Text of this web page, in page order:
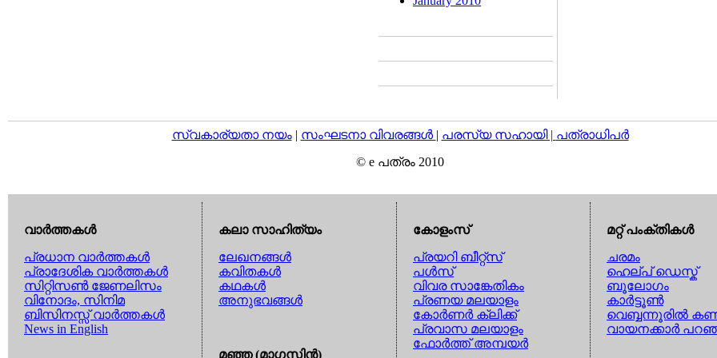
സ്വകാര്യതാ നയം| സംഘടനാ വിവരങ്ങള്‍ | പരസ്യ സഹായി | പത്രാധിപര്‍
© e പത്രം 2010
വാര്‍ത്തകള്‍
പ്രധാന വാര്‍ത്തകള്‍
പ്രാദേശിക വാര്‍ത്തകള്‍
സിറ്റിസണ്‍ ജേണലിസം
വിനോദം, സിനിമ
ബിസിനസ്സ് വാര്‍ത്തകള്‍
News in English
കലാ സാഹിത്യം
ലേഖനങ്ങള്‍
കവിതകള്‍
കഥകള്‍
അനുഭവങ്ങള്‍
മഞ്ഞ (മാഗസിന്‍)
കോളംസ്
പ്രയറി ബീറ്റ്സ്
പള്‍സ്
വിവര സാങ്കേതികം
പ്രണയ മലയാളം
കോര്‍ണര്‍ ക്ലിക്ക്
പ്രവാസ മലയാളം
ഫോര്‍ത്ത് അമ്പയര്‍
മറ്റ് പംക്തികള്‍
ചരമം
ഹെല്പ് ഡെസ്ക്
ബൂലോഗം
കാര്‍ട്ടൂണ്‍
വെബ്ബന്നൂരില്‍
വായനക്കാര്‍